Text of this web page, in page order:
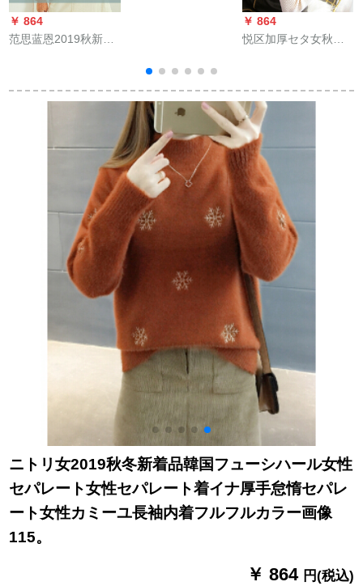
￥ 864
范思蓝恩2019秋新着
シーVネストをしてい
￥ 864
悦区加厚セタ女秋冬
着衣イネズ
ニトリ女2019秋冬新着品韓国フューシハール女性
セパレート女性セパレート着イナ厚手怠惰セパレ
ート女性カミーユ長袖内着フルフルカラー画像
115。
￥ 864 円(税込)